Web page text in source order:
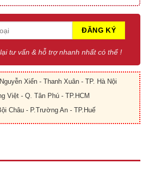
tư vấn & hỗ trợ nhanh nhất có thể !
Xiển - Thanh Xuân - TP. Hà Nội
Việt - Q. Tân Phú - TP.HCM
Châu - P.Trường An - TP.Huế